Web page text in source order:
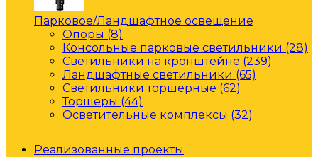
Парковое/Ландшафтное освещение
Опоры (8)
Консольные парковые светильники (28)
Светильники на кронштейне (239)
Ландшафтные светильники (65)
Светильники торшерные (62)
Торшеры (44)
Осветительные комплексы (32)
Реализованные проекты